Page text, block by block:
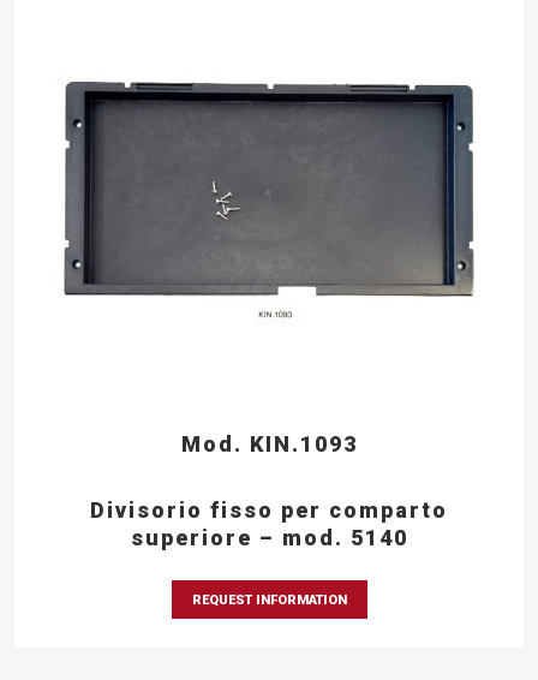
Mod. KIN.1093
Divisorio fisso per comparto
superiore – mod. 5140
REQUEST INFORMATION